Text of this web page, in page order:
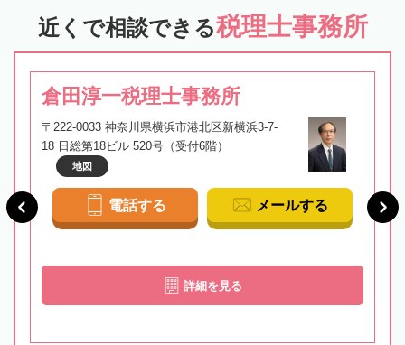
近くで相談できる税理士事務所
倉田淳一税理士事務所
〒222-0033 神奈川県横浜市港北区新横浜3-7-
18 日総第18ビル 520号（受付6階）
地図
電話する メールする
詳細を見る